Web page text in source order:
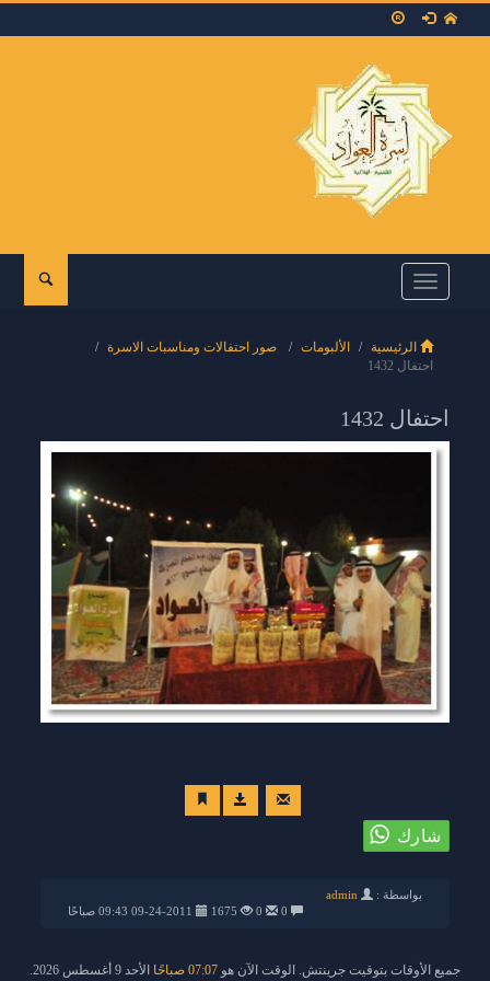
Toggle
navigation
الرئيسية الألبومات
صور احتفالات ومناسبات الاسرة
احتفال 1432
احتفال 1432
بواسطة :
admin
0
0
1675 09-24-2011 09:43 صباحًا
جميع الأوقات بتوقيت جرينتش. الوقت الآن هو 07:07 صباحًا الأحد 9 أغسطس 2026.